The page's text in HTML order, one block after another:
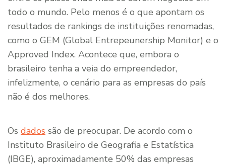
todo o mundo. Pelo menos é o que apontam os
resultados de rankings de instituições renomadas,
como o GEM (Global Entrepeunership Monitor) e o
Approved Index. Acontece que, embora o
brasileiro tenha a veia do empreendedor,
infelizmente, o cenário para as empresas do país
não é dos melhores.
Os dados são de preocupar. De acordo com o
Instituto Brasileiro de Geografia e Estatística
(IBGE), aproximadamente 50% das empresas